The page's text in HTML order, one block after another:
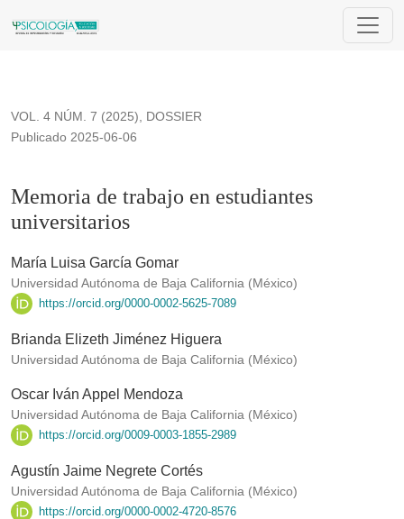
VOL. 4 NÚM. 7 (2025), DOSSIER
Memoria de trabajo en estudiantes
universitarios
Publicado 2025-06-06
María Luisa García Gomar
Universidad Autónoma de Baja California (México)
https://orcid.org/0000-0002-5625-7089
Brianda Elizeth Jiménez Higuera
Universidad Autónoma de Baja California (México)
Oscar Iván Appel Mendoza
Universidad Autónoma de Baja California (México)
https://orcid.org/0009-0003-1855-2989
Agustín Jaime Negrete Cortés
Universidad Autónoma de Baja California (México)
https://orcid.org/0000-0002-4720-8576